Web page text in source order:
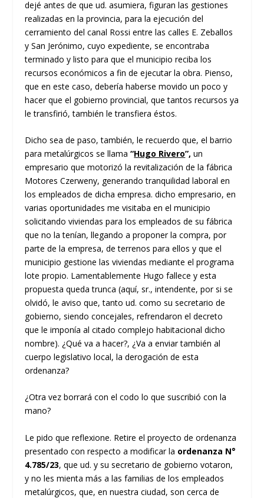
dejé antes de que ud. asumiera, figuran las gestiones
realizadas en la provincia, para la ejecución del
cerramiento del canal Rossi entre las calles E. Zeballos
y San Jerónimo, cuyo expediente, se encontraba
terminado y listo para que el municipio reciba los
recursos económicos a fin de ejecutar la obra. Pienso,
que en este caso, debería haberse movido un poco y
hacer que el gobierno provincial, que tantos recursos ya
le transfirió, también le transfiera éstos.
Dicho sea de paso, también, le recuerdo que, el barrio
para metalúrgicos se llama“Hugo Rivero”, un
empresario que motorizó la revitalización de la fábrica
Motores Czerweny, generando tranquilidad laboral en
los empleados de dicha empresa. dicho empresario, en
varias oportunidades me visitaba en el municipio
solicitando viviendas para los empleados de su fábrica
que no la tenían, llegando a proponer la compra, por
parte de la empresa, de terrenos para ellos y que el
municipio gestione las viviendas mediante el programa
lote propio. Lamentablemente Hugo fallece y esta
propuesta queda trunca (aquí, sr., intendente, por si se
olvidó, le aviso que, tanto ud. como su secretario de
gobierno, siendo concejales, refrendaron el decreto
que le imponía al citado complejo habitacional dicho
nombre). ¿Qué va a hacer?, ¿Va a enviar también al
cuerpo legislativo local, la derogación de esta
ordenanza?
¿Otra vez borrará con el codo lo que suscribió con la
mano?
Le pido que reflexione. Retire el proyecto de ordenanza
presentado con respecto a modificar la ordenanza N°
4.785/23, que ud. y su secretario de gobierno votaron,
y no les mienta más a las familias de los empleados
metalúrgicos, que, en nuestra ciudad, son cerca de